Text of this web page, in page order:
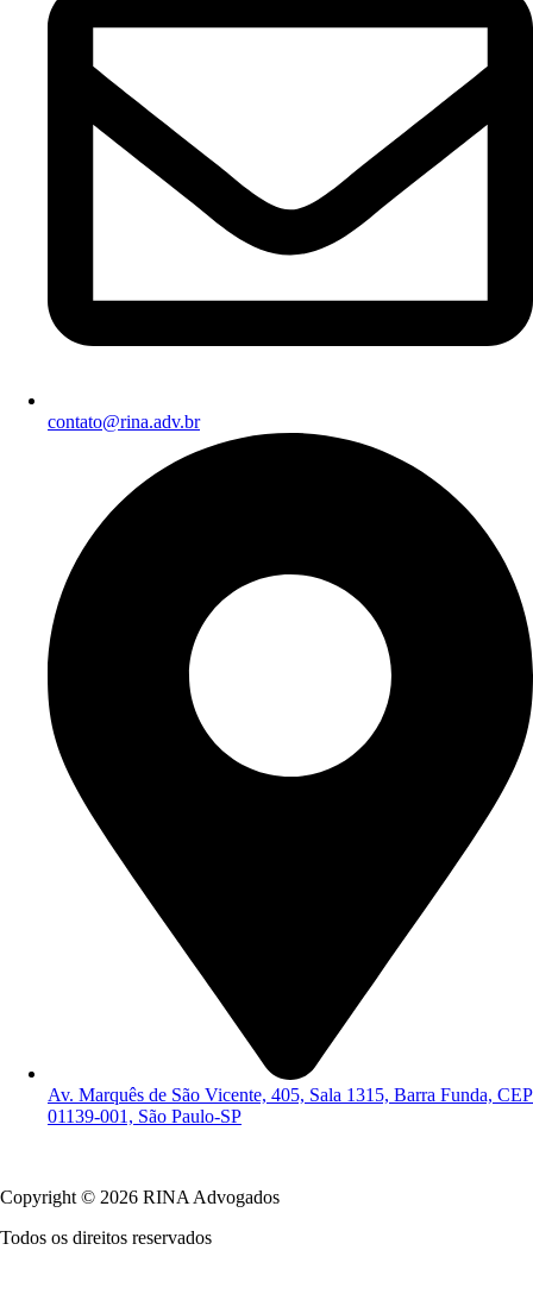
contato@rina.adv.br
Av. Marquês de São Vicente, 405, Sala 1315, Barra Funda, CEP
01139-001, São Paulo-SP
Copyright © 2026 RINA Advogados
Todos os direitos reservados